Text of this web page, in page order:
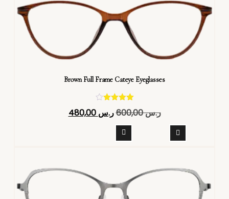
Brown Full Frame Cateye Eyeglasses
تم التقييم
4.40
ر.س600,00 ر.س 480,00